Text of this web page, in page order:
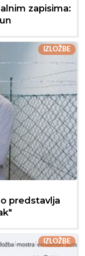
zapisima:
IZLOŽBE
predstavlja
IZLOŽBE